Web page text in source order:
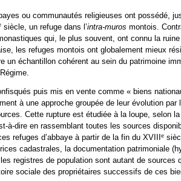
ou communautés religieuses ont possédé,
siècle, un refuge dans l’intra-muros montois.
qui, le plus souvent, ont connu la
les refuges montois ont globalement mieux
un échantillon cohérent au sein du patrimoine
puis mis en vente comme « biens
à une approche groupée de leur évolution par
Cette rupture est étudiée à la loupe, selon
à-dire en rassemblant toutes les sources
refuges d’abbaye à partir de la fin du XVIII
e
cadastrales, la documentation patrimoniale
registres de population sont autant de sources
sociale des propriétaires successifs de ces